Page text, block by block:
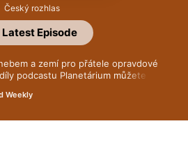
Český rozhlas
Weekly
a zemí pro přátele opravdové
podcastu Planetárium můžete
Latest Episode